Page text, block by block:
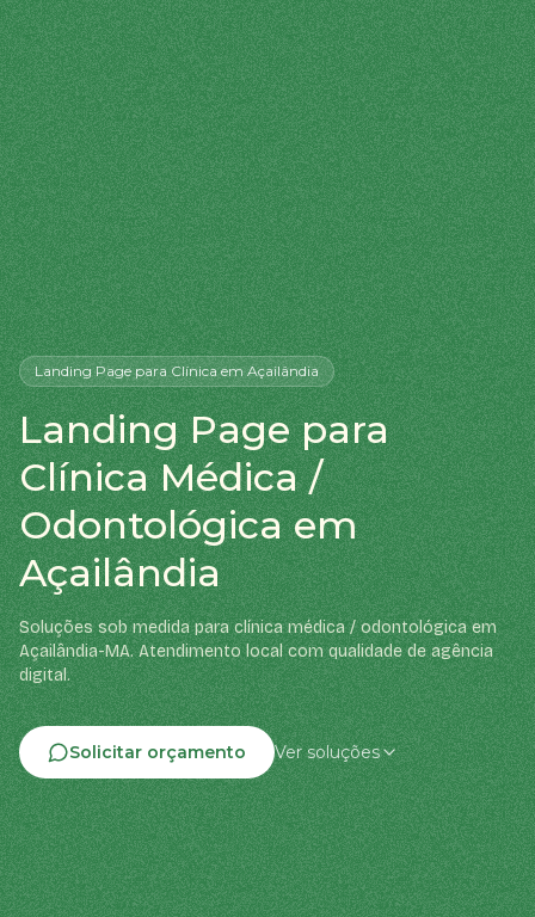
Landing Pagepara Clínicaem Açailândia
Landing Page para
Clínica Médica /
Odontológica em
Açailândia
Soluções sob medida para clínica médica / odontológica em
Açailândia-MA. Atendimento local com qualidade de agência
digital.
Solicitar orçamento Ver soluções